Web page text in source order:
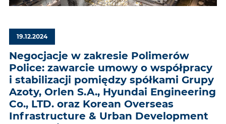
19.12.2024
Negocjacje w zakresie Polimerów
Police: zawarcie umowy o współpracy
i stabilizacji pomiędzy spółkami Grupy
Azoty, Orlen S.A., Hyundai Engineering
Co., LTD. oraz Korean Overseas
Infrastructure & Urban Development